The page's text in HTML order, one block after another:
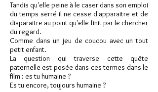
Tandis qu'elle peine à le caser dans son emploi
du temps serré il ne cesse d'apparaitre et de
disparaitre au point qu'elle finit par le chercher
du regard.
Comme dans un jeu de coucou avec un tout
petit enfant.
La question qui traverse cette quête
paternelle est posée dans ces termes dans le
film : es tu humaine ?
Es tu encore, toujours humaine ?